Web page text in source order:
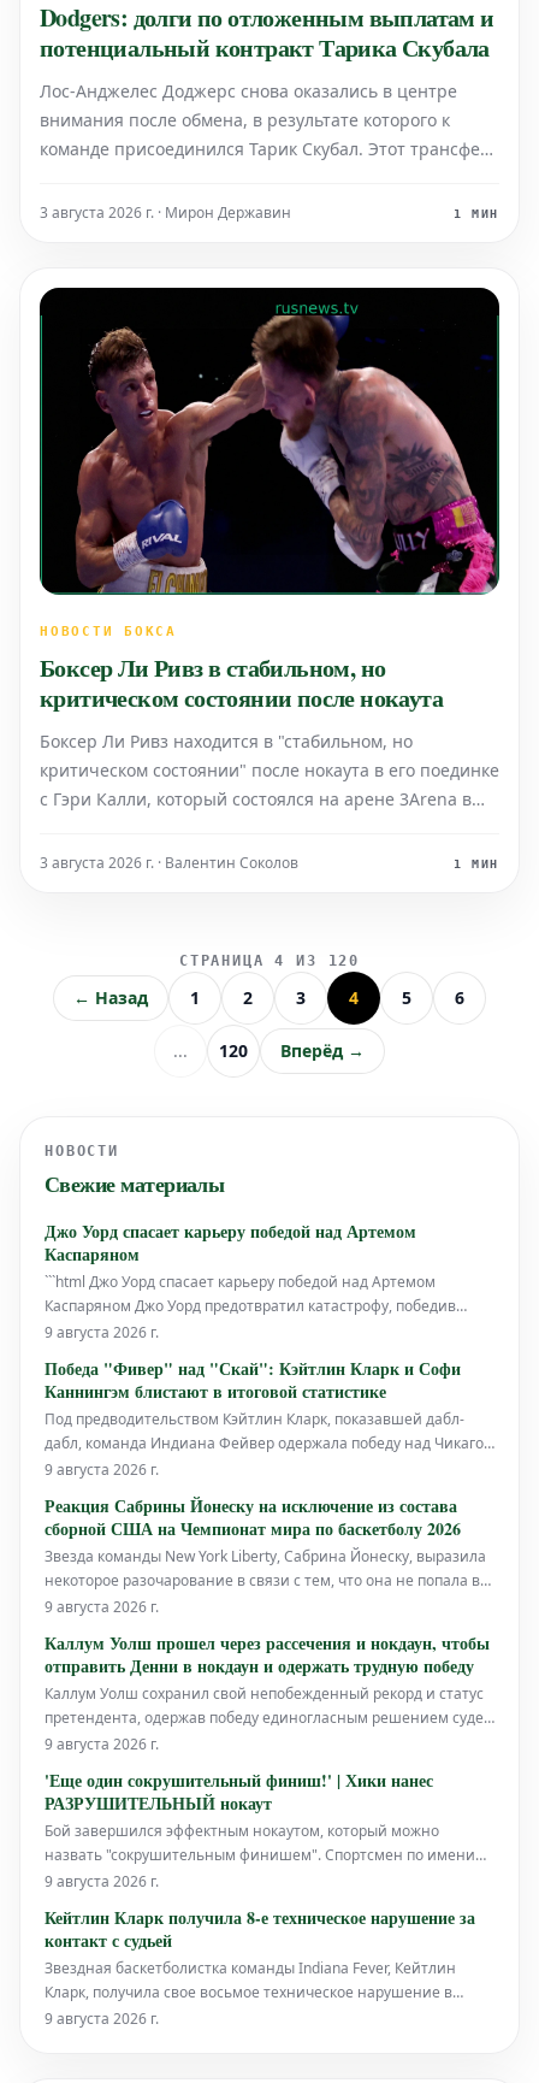
Dodgers: долги по отложенным выплатам и
потенциальный контракт Тарика Скубала
Лос-Анджелес Доджерс снова оказались в центре
внимания после обмена, в результате которого к
команде присоединился Тарик Скубал. Этот трансфер
стремящихся к третьему подряд чемпионскому титулу
3 августа 2026 г. · Мирон Державин 1 МИН
НОВОСТИ БОКСА
Боксер Ли Ривз в стабильном, но
критическом состоянии после нокаута
Боксер Ли Ривз находится в "стабильном, но
критическом состоянии" после нокаута в его поединке
с Гэри Калли, который состоялся на арене 3Arena в
3 августа 2026 г. · Валентин Соколов 1 МИН
СТРАНИЦА 4 ИЗ 120
← Назад 1 2 3 4 5 6
... 120 Вперёд →
НОВОСТИ
Свежие материалы
Джо Уорд спасает карьеру победой над Артемом
Каспаряном
```html Джо Уорд спасает карьеру победой над Артемом
Каспаряном Джо Уорд предотвратил катастрофу, победив
Артема Каспаряна единогласным решением судей после 10
настоящей сенсацией в любительском боксе. В 17 лет, в 20
9 августа 2026 г.
Победа "Фивер" над "Скай": Кэйтлин Кларк и Софи
Каннингэм блистают в итоговой статистике
Под предводительством Кэйтлин Кларк, показавшей дабл-
дабл, команда Индиана Фейвер одержала победу над Чикаго
Скай со счетом 90-86 в субботнем матче, проходившем в
Кэйтлин Кларк (Индиана Фейвер): Очки: [Здесь будут указа
9 августа 2026 г.
Реакция Сабрины Йонеску на исключение из состава
сборной США на Чемпионат мира по баскетболу 2026
Звезда команды New York Liberty, Сабрина Йонеску, выразила
некоторое разочарование в связи с тем, что она не попала в
состав сборной США на Чемпионат мира по баскетболу 2026
9 августа 2026 г.
Каллум Уолш прошел через рассечения и нокдаун, чтобы
отправить Денни в нокдаун и одержать трудную победу
Каллум Уолш сохранил свой непобежденный рекорд и статус
претендента, одержав победу единогласным решением судей
над Тайлером Денни. Денни, бывший чемпион Европы,
серьезным испытанием для ирландского средневеса на
арене 3Arena в Дублине.
9 августа 2026 г.
'Еще один сокрушительный финиш!' | Хики нанес
РАЗРУШИТЕЛЬНЫЙ нокаут
Бой завершился эффектным нокаутом, который можно
назвать "сокрушительным финишем". Спортсмен по имени
Хики продемонстрировал мощный удар, который оказался
9 августа 2026 г.
Кейтлин Кларк получила 8-е техническое нарушение за
контакт с судьей
Звездная баскетболистка команды Indiana Fever, Кейтлин
Кларк, получила свое восьмое техническое нарушение в
текущем сезоне WNBA 2026. Инцидент произошел в
9 августа 2026 г.